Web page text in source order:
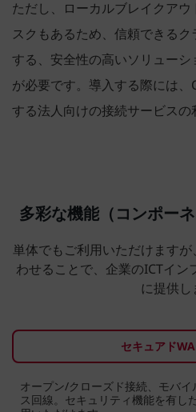
ただし、ローカルブレイクア
スクもあるため、信頼できる
する、安全性の高いソリュー
が必要です。導入する際には
する法人向けの接続サービスの
多彩な機能（コンポー
単体でもご利用いただけます
わせることで、企業のICTイン
に提供し
セキュアド
オープン/クローズド接続、モバ
ス回線。セキュリティ機能を有し